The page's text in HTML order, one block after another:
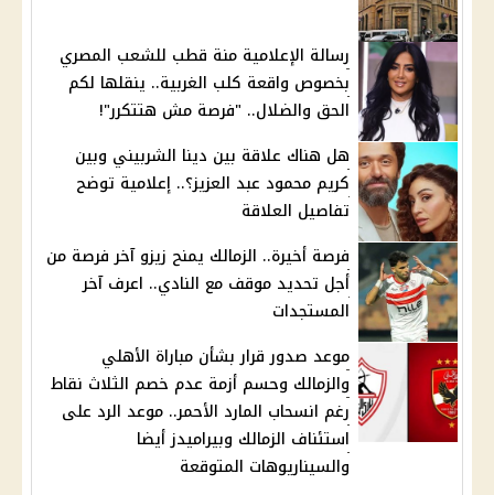
رسالة الإعلامية منة قطب للشعب المصري
بخصوص واقعة كلب الغربية.. ينقلها لكم
الحق والضلال.. "فرصة مش هتتكرر"!
هل هناك علاقة بين دينا الشربيني وبين
كريم محمود عبد العزيز؟.. إعلامية توضح
تفاصيل العلاقة
فرصة أخيرة.. الزمالك يمنح زيزو آخر فرصة من
أجل تحديد موقف مع النادي.. اعرف آخر
المستجدات
موعد صدور قرار بشأن مباراة الأهلي
والزمالك وحسم أزمة عدم خصم الثلاث نقاط
رغم انسحاب المارد الأحمر.. موعد الرد على
استئناف الزمالك وبيراميدز أيضا
والسيناريوهات المتوقعة